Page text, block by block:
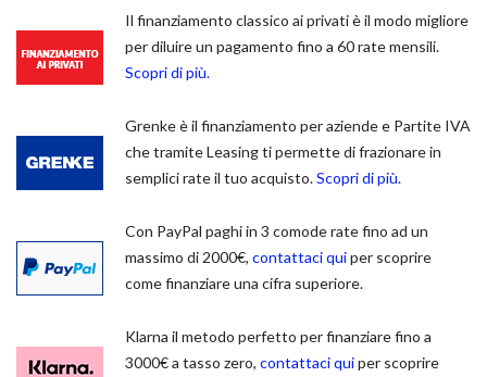
Il finanziamento classico ai privati è il modo migliore
per diluire un pagamento fino a 60 rate mensili.
Scopri di più.
Grenke è il finanziamento per aziende e Partite IVA
che tramite Leasing ti permette di frazionare in
semplici rate il tuo acquisto.Scopri di più.
Con PayPal paghi in 3 comode rate fino ad un
massimo di 2000€, contattaci quiper scoprire
come finanziare una cifra superiore.
Klarna il metodo perfetto per finanziare fino a
3000€ a tasso zero, contattaci quiper scoprire